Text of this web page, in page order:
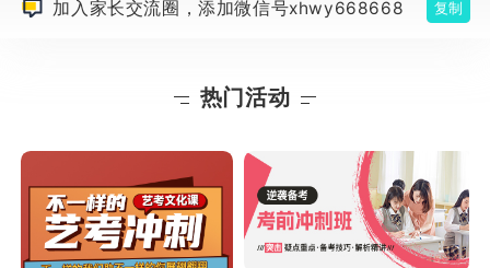
加入家长交流圈，添加微信号xhwy668668 复制
热门活动